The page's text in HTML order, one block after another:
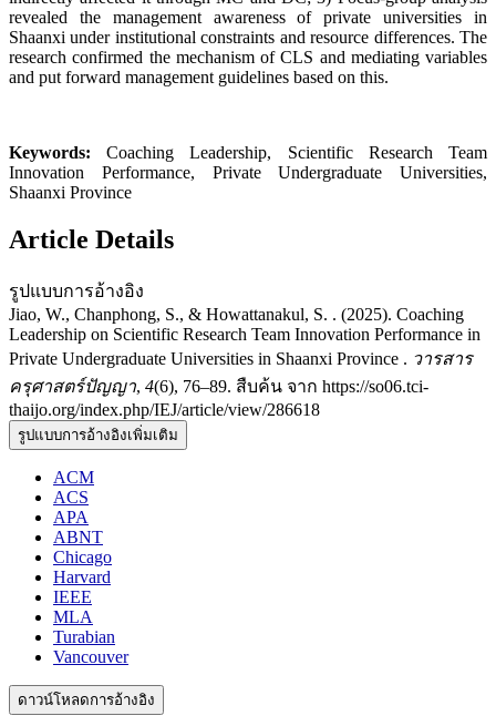
revealed the management awareness of private universities in
Shaanxi under institutional constraints and resource differences. The
research confirmed the mechanism of CLS and mediating variables
and put forward management guidelines based on this.
Keywords: Coaching Leadership, Scientific Research Team
Innovation Performance, Private Undergraduate Universities,
Shaanxi Province
Article Details
รูปแบบการอ้างอิง
Jiao, W., Chanphong, S., & Howattanakul, S. . (2025). Coaching
Leadership on Scientific Research Team Innovation Performance in
Private Undergraduate Universities in Shaanxi Province . วารสาร
ครุศาสตร์ปัญญา, 4(6), 76–89. สืบค้น จาก https://so06.tci-
thaijo.org/index.php/IEJ/article/view/286618
รูปแบบการอ้างอิงเพิ่มเติม
ACM
ACS
APA
ABNT
Chicago
Harvard
IEEE
MLA
Turabian
Vancouver
ดาวน์โหลดการอ้างอิง